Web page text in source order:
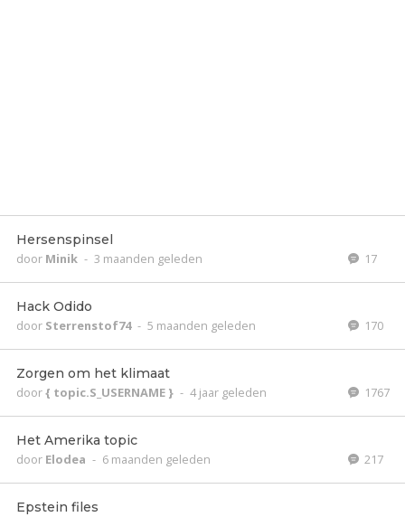
Hersenspinsel
door Minik - 3 maanden geleden 17
Hack Odido
door Sterrenstof74 - 5 maanden geleden 170
Zorgen om het klimaat
door{ topic.S_USERNAME } - 4 jaar geleden 1767
Het Amerika topic
door Elodea - 6 maanden geleden 217
Epstein files